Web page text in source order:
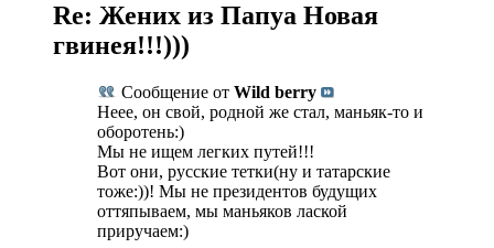
Re: Жених из Папуа Новая
гвинея!!!)))
Сообщение от Wild berry
Неее, он свой, родной же стал, маньяк-то и
оборотень:)
Мы не ищем легких путей!!!
Вот они, русские тетки(ну и татарские
тоже:))! Мы не президентов будущих
оттяпываем, мы маньяков лаской
приручаем:)